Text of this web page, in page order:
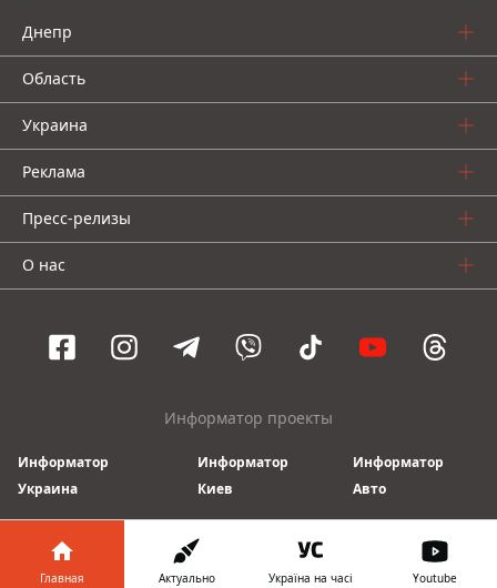
Днепр
Область
Украина
Реклама
Пресс-релизы
О нас
Информатор проекты
Информатор
Украина
Информатор
Киев
Информатор
Авто
© 2016-2026 Informator
Главная Актуально Україна на часі Youtube